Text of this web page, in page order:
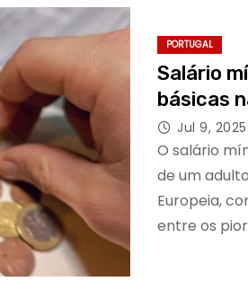
PORTUGAL
Salário
básicas
Jul 9, 2025
O salário
de um
Europeia,
entre os